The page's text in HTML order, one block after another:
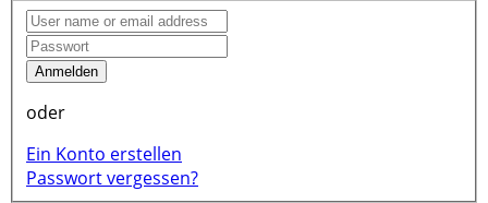
Anmelden
oder
Ein Konto erstellen
Passwort vergessen?